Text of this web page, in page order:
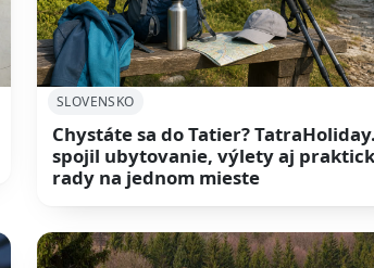
SLOVENSKO
Chystáte sa do Tatier?
spojil ubytovanie, výlety aj
rady na jednom mieste